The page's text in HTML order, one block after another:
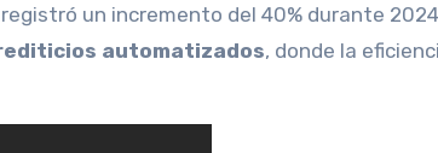
un incremento del 40% durante
automatizados, donde la